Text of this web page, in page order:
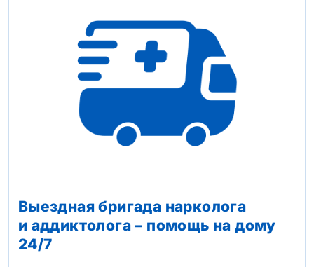
Выездная бригада нарколога
и аддиктолога – помощь на дому
24/7